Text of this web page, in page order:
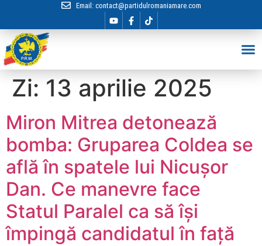
Email: contact@partidulromaniamare.com
Zi: 13 aprilie 2025
Miron Mitrea detonează
bomba: Gruparea Coldea se
află în spatele lui Nicușor
Dan. Ce manevre face
Statul Paralel ca să își
împingă candidatul în față